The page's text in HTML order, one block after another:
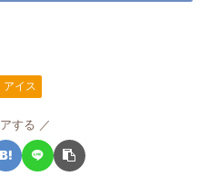
アイス
する